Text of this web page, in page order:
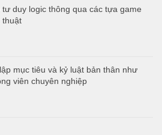
duy logic thông qua các tựa game
thuật
mục tiêu và kỷ luật bản thân như
viên chuyên nghiệp